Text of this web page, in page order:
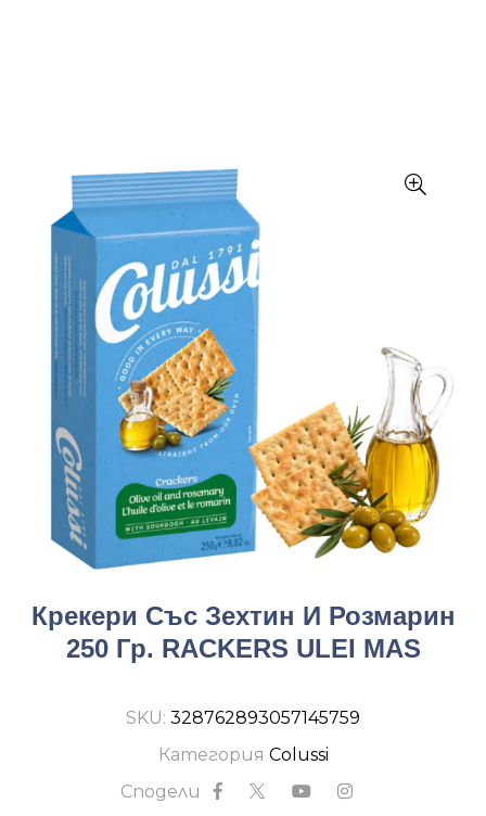
Крекери Със Зехтин И Розмарин
250 Гр. RACKERS ULEI MAS
SKU: 328762893057145759
Категория Colussi
Сподели